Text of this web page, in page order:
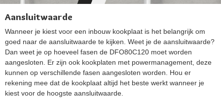
Aansluitwaarde
Wanneer je kiest voor een inbouw kookplaat is het belangrijk om
goed naar de aansluitwaarde te kijken. Weet je de aansluitwaarde?
Dan weet je op hoeveel fasen de DFO80C120 moet worden
aangesloten. Er zijn ook kookplaten met powermanagement, deze
kunnen op verschillende fasen aangesloten worden. Hou er
rekening mee dat de kookplaat altijd het beste werkt wanneer je
kiest voor de hoogste aansluitwaarde.